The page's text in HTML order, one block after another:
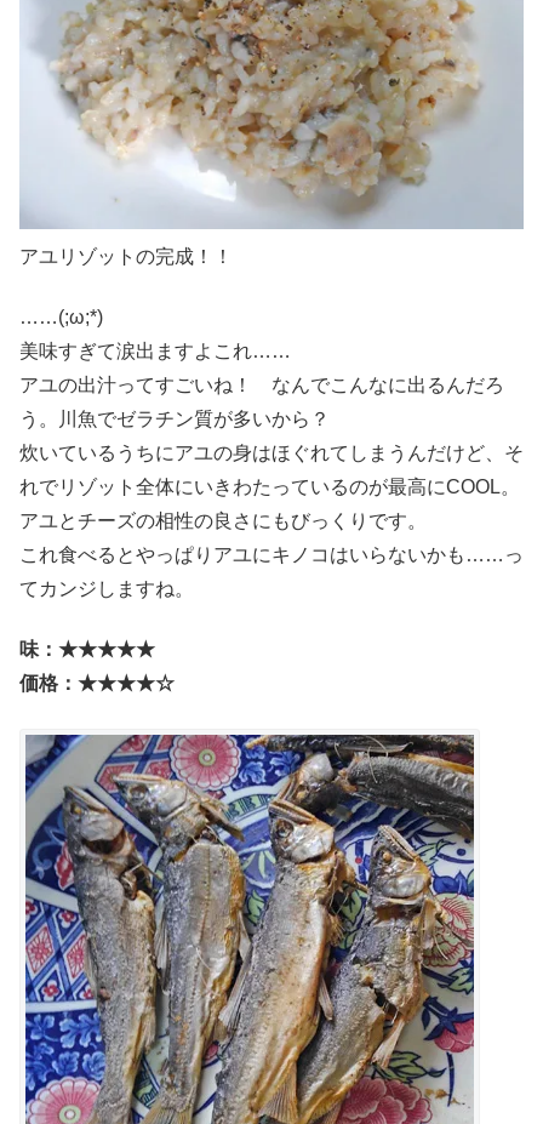
アユリゾットの完成！！
……(;ω;*)
美味すぎて涙出ますよこれ……
アユの出汁ってすごいね！ なんでこんなに出るんだろ
う。川魚でゼラチン質が多いから？
炊いているうちにアユの身はほぐれてしまうんだけど、そ
れでリゾット全体にいきわたっているのが最高にCOOL。
アユとチーズの相性の良さにもびっくりです。
これ食べるとやっぱりアユにキノコはいらないかも……っ
てカンジしますね。
味：★★★★★
価格：★★★★☆